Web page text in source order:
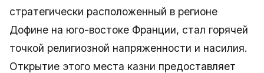
стратегически расположенный в регионе
Дофине на юго-востоке Франции, стал горячей
точкой религиозной напряженности и насилия.
Открытие этого места казни предоставляет